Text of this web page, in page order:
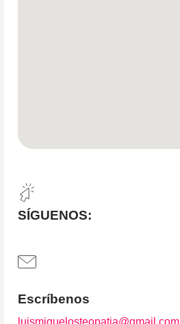
SÍGUENOS:
Escríbenos
luismiguelosteopatia@gmail.com